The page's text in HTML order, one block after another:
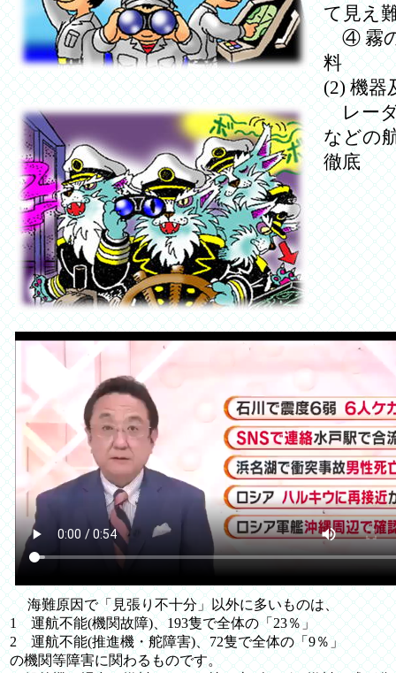
て見え
④ 霧の
料
(2) 機器
レーダ
などの
徹底
海難原因で「見張り不十分」以外に多いものは、
1 運航不能(機関故障)、193隻で全体の「23％」
2 運航不能(推進機・舵障害)、72隻で全体の「9％」
の機関等障害に関わるものです。